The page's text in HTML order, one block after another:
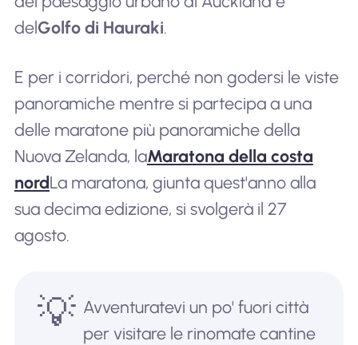
del Golfo di Hauraki.
E per i corridori, perché non godersi le viste
panoramiche mentre si partecipa a una
delle maratone più panoramiche della
Nuova Zelanda, laMaratona della costa
nordLa maratona, giunta quest'anno alla
sua decima edizione, si svolgerà il 27
agosto.
💡 Avventuratevi un po' fuori città
per visitare le rinomate cantine